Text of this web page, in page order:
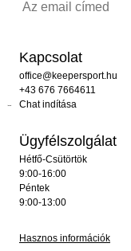
Kapcsolat
office@keepersport.hu
+43 676 7664611
Chat indítása
Ügyfélszolgálat
Hétfő-Csütörtök
9:00-16:00
Péntek
9:00-13:00
Hasznos információk